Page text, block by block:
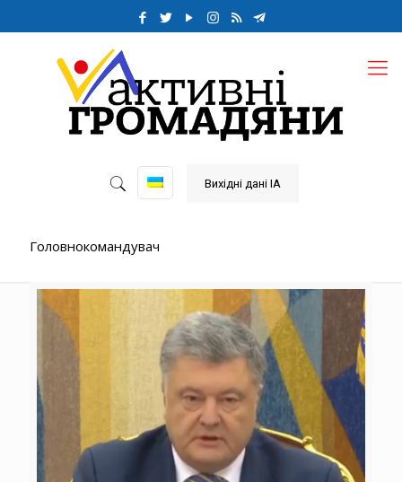
Вихідні дані ІА
Головнокомандувач